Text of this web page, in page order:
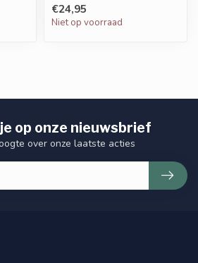
en be...
€24,95
Niet op voorraad
op onze nieuwsbrief
over onze laatste acties